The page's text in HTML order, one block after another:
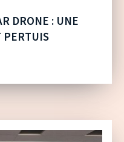
DRONE : UNE
PERTUIS